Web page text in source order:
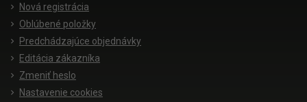
Nová registrácia
Oblúbené položky
Predchádzajúce objednávky
Editácia zákazníka
Zmeniť heslo
Nastavenie cookies